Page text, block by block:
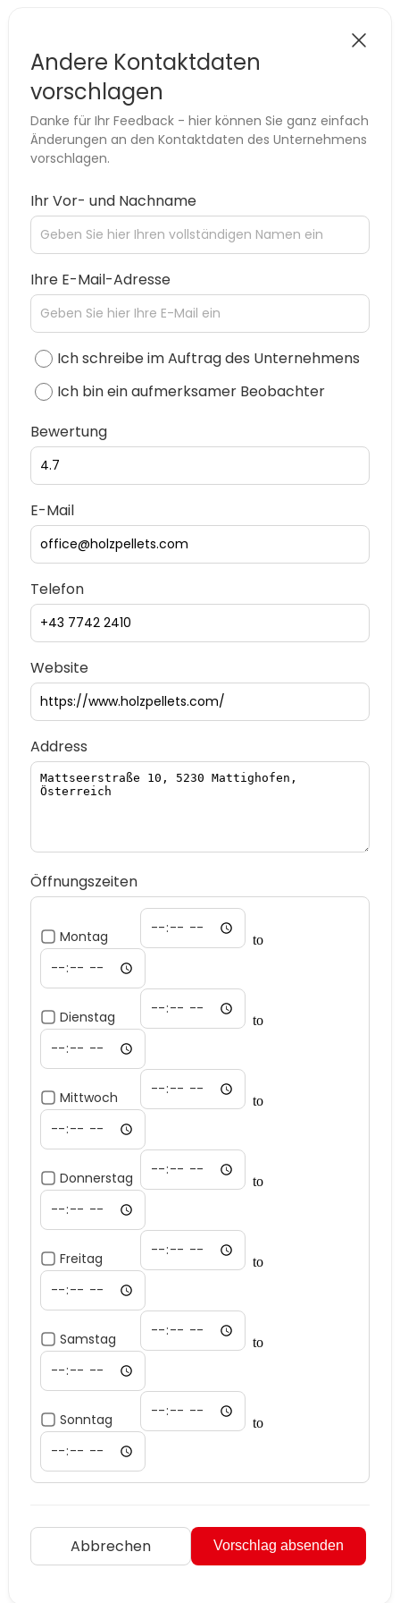
Andere Kontaktdaten
vorschlagen
Danke für Ihr Feedback - hier können Sie ganz einfach
Änderungen an den Kontaktdaten des Unternehmens
vorschlagen.
Ihr Vor- und Nachname
Ihre E-Mail-Adresse
Ich schreibe im Auftrag des Unternehmens
Ich bin ein aufmerksamer Beobachter
Bewertung
E-Mail
Telefon
Website
Address
Öffnungszeiten
Montag to
Dienstag to
Mittwoch to
Donnerstag to
Freitag to
Samstag to
Sonntag to
Abbrechen Vorschlag absenden